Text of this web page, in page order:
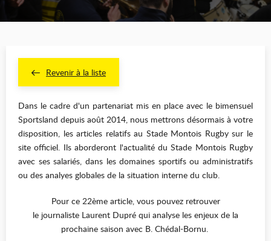
Revenir à la liste
Dans le cadre d'un partenariat mis en place avec le bimensuel
Sportsland depuis août 2014, nous mettrons désormais à votre
disposition, les articles relatifs au Stade Montois Rugby sur le
site officiel. Ils aborderont l'actualité du Stade Montois Rugby
avec ses salariés, dans les domaines sportifs ou administratifs
ou des analyes globales de la situation interne du club.
Pour ce 22ème article, vous pouvez retrouver
le journaliste Laurent Dupré qui analyse les enjeux de la
prochaine saison avec B. Chédal-Bornu.